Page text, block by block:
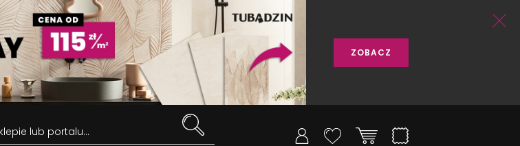
ZOBACZ
lub portalu...